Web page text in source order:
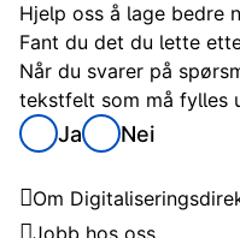
Hjelp oss å lage bedre
Fant du det du lette
Når du svarer på
tekstfelt som må fylles
Ja Nei
Om